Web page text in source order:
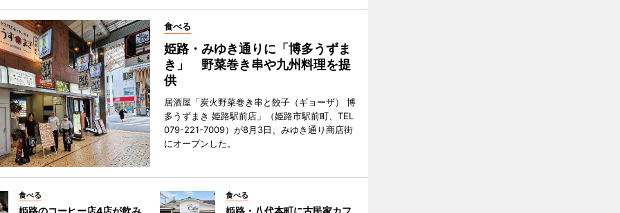
食べる
姫路・みゆき通りに「博多うずま
き」 野菜巻き串や九州料理を提
供
居酒屋「炭火野菜巻き串と餃子（ギョーザ） 博
多うずまき 姫路駅前店」（姫路市駅前町、TEL
079-221-7009）が8月3日、みゆき通り商店街
にオープンした。
食べる
姫路のコーヒー店4店が飲み
食べる
姫路・八代本町に古民家カフ